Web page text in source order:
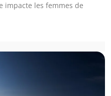
impacte les femmes de